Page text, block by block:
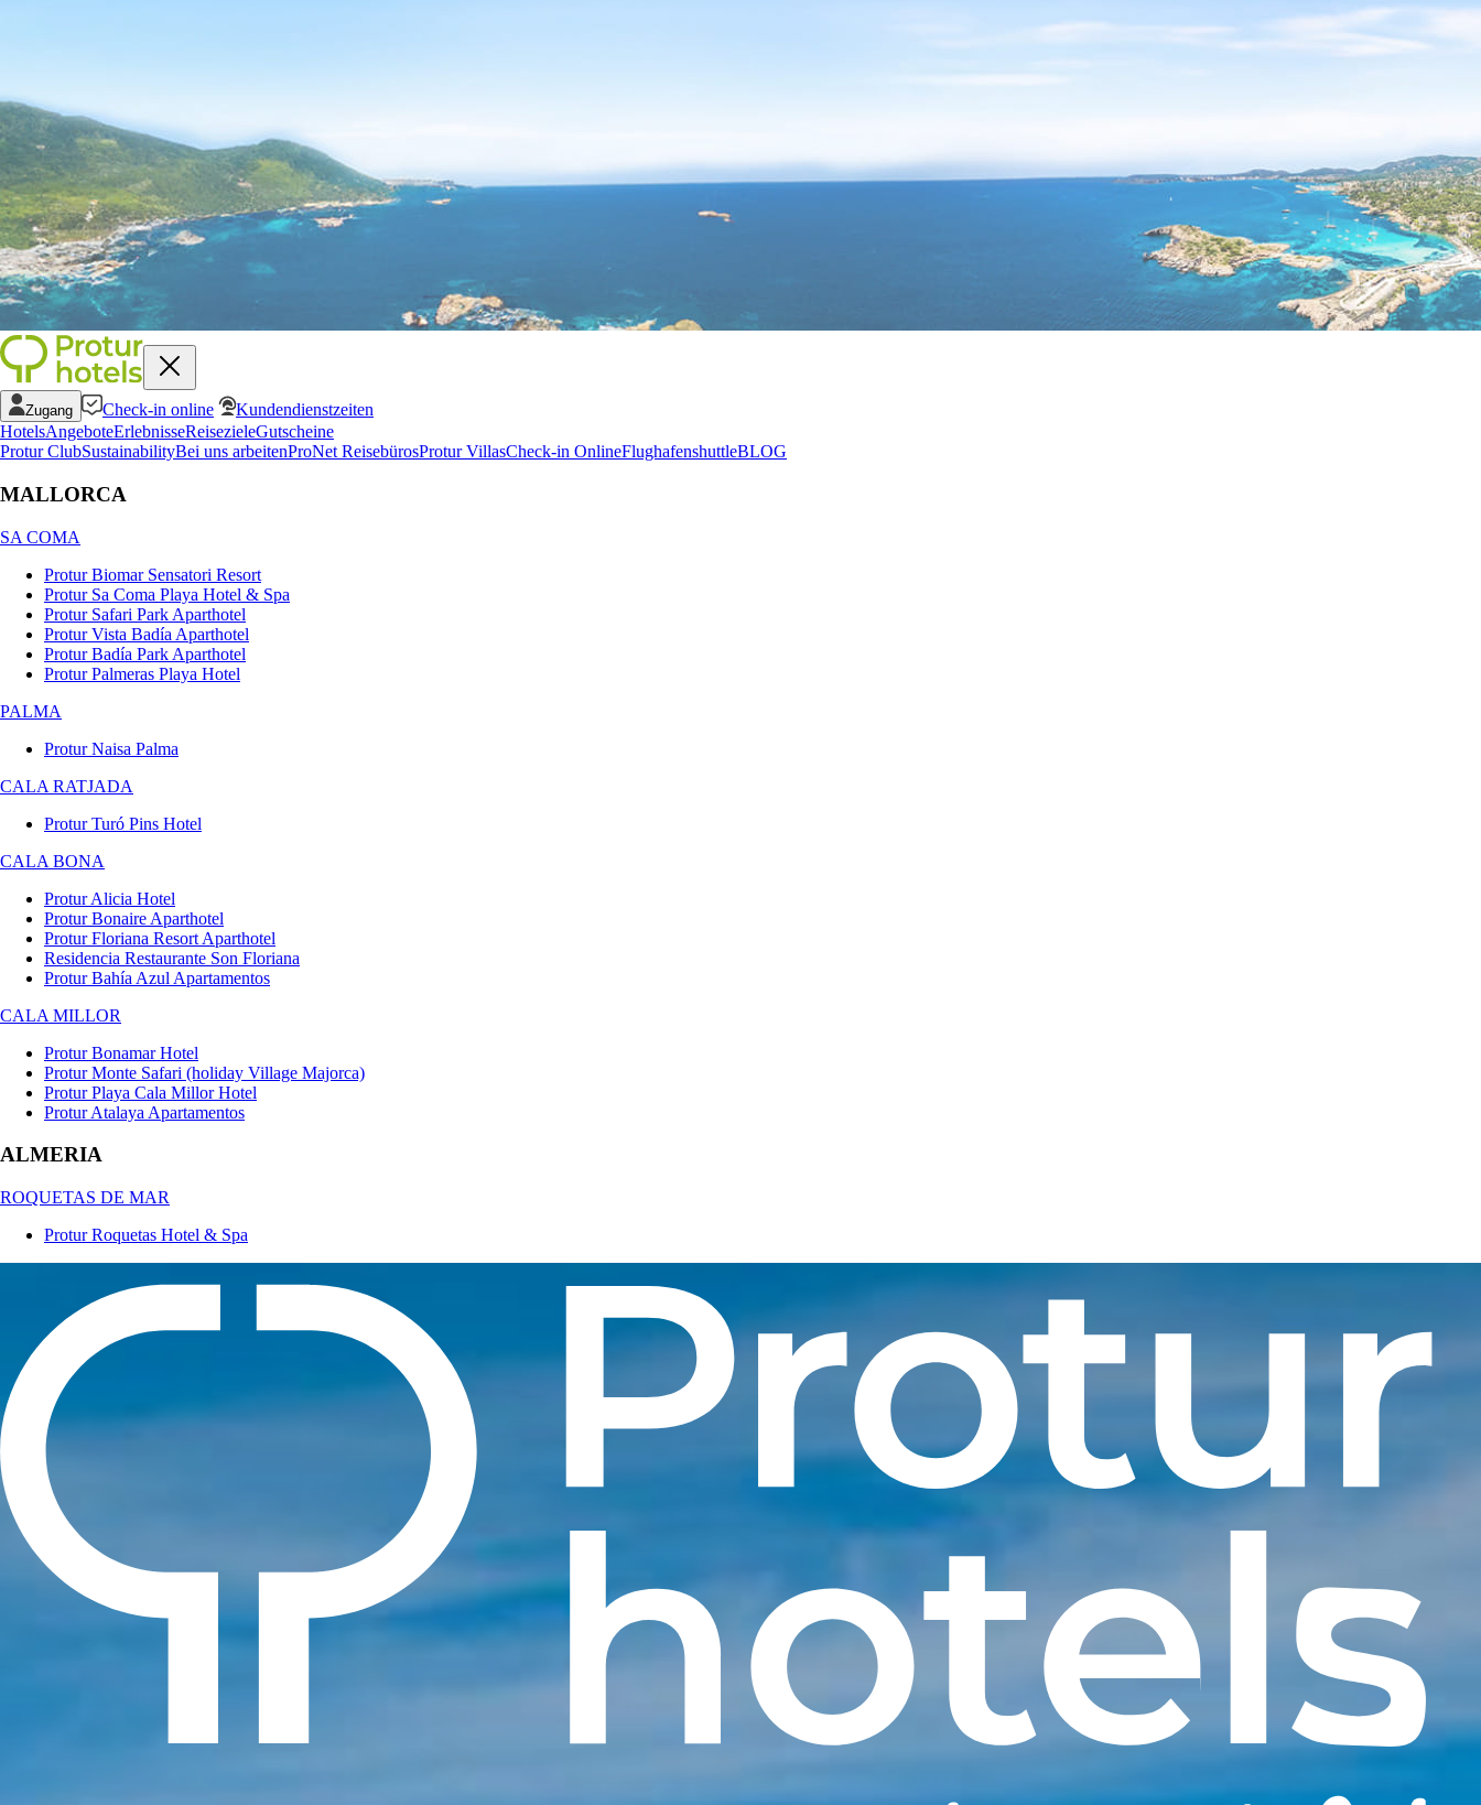
Zugang Check-in online
Kundendienstzeiten
HotelsAngeboteErlebnisseReisezieleGutscheine
Protur ClubSustainabilityBei uns arbeitenProNet ReisebürosProtur VillasCheck-in OnlineFlughafenshuttleBLOG
MALLORCA
SA COMA
Protur Biomar Sensatori Resort
Protur Sa Coma Playa Hotel & Spa
Protur Safari Park Aparthotel
Protur Vista Badía Aparthotel
Protur Badía Park Aparthotel
Protur Palmeras Playa Hotel
PALMA
Protur Naisa Palma
CALA RATJADA
Protur Turó Pins Hotel
CALA BONA
Protur Alicia Hotel
Protur Bonaire Aparthotel
Protur Floriana Resort Aparthotel
Residencia Restaurante Son Floriana
Protur Bahía Azul Apartamentos
CALA MILLOR
Protur Bonamar Hotel
Protur Monte Safari (holiday Village Majorca)
Protur Playa Cala Millor Hotel
Protur Atalaya Apartamentos
ALMERIA
ROQUETAS DE MAR
Protur Roquetas Hotel & Spa